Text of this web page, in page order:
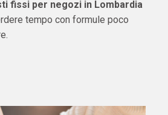
fissi per negozi in Lombardia
tempo con formule poco